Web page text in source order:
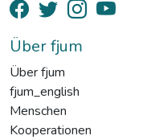
Über fjum
Über fjum
fjum_english
Menschen
Kooperationen